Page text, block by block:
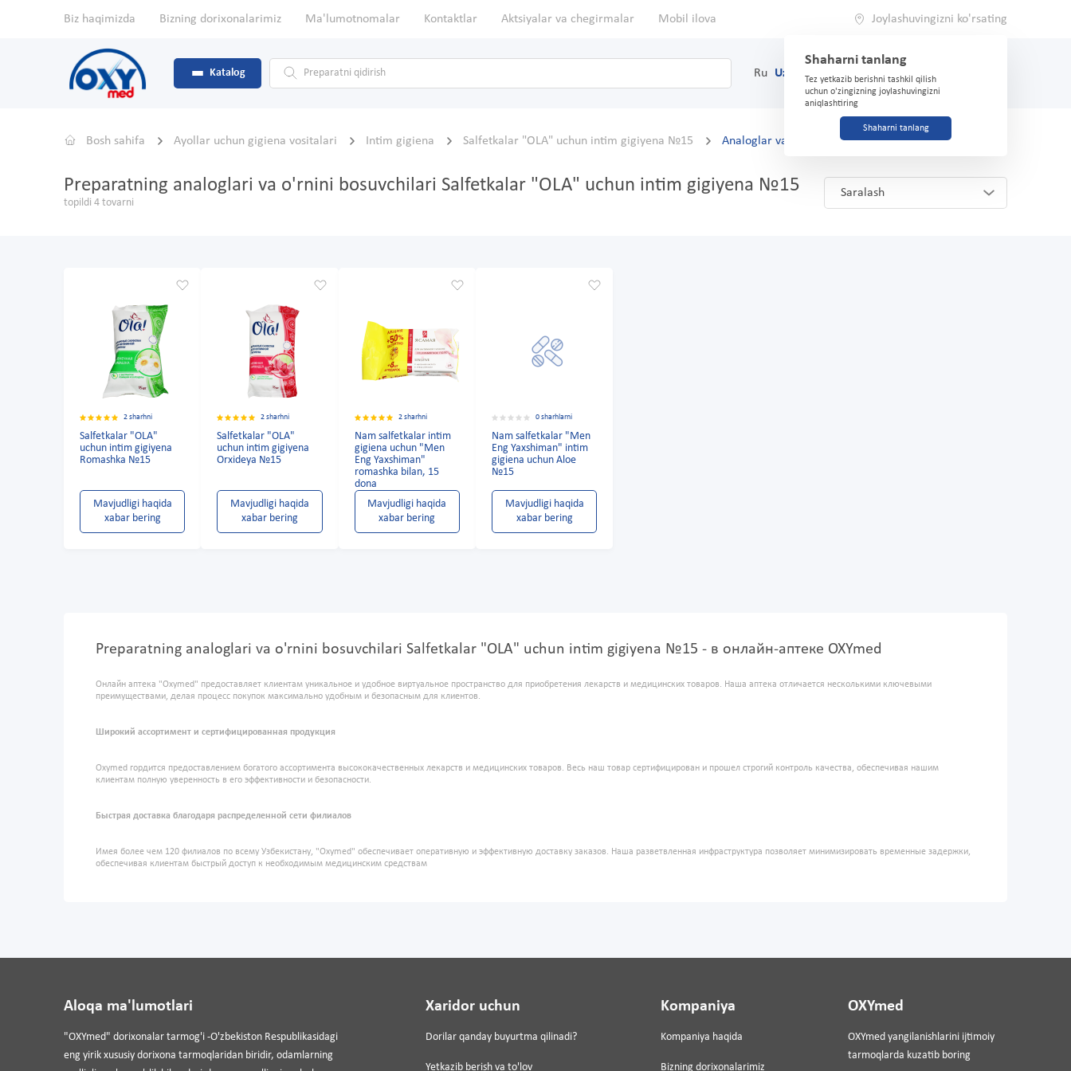
Biz haqimizda Bizning dorixonalarimiz Ma'lumotnomalar Kontaktlar Aktsiyalar va chegirmalar Mobil ilova Joylashuvingizni ko'rsating
Shaharni tanlang
Tez yetkazib berishni tashkil qilish
uchun o'zingizning joylashuvingizni
aniqlashtiring
Shaharni tanlang
Katalog Ru Uz (71) 200-03-03
Bosh sahifa Ayollar uchun gigiena vositalari Intim gigiena Salfetkalar "OLA" uchun intim gigiyena №15 Analoglar va o'rnini bosuvchilar
Preparatning analoglari va o'rnini bosuvchilari Salfetkalar "OLA" uchun intim gigiyena №15
topildi 4 tovarni
Saralash
2 sharhni
Salfetkalar "OLA"
uchun intim gigiyena
Romashka №15
Mavjudligi haqida
xabar bering
2 sharhni
Salfetkalar "OLA"
uchun intim gigiyena
Orxideya №15
Mavjudligi haqida
xabar bering
2 sharhni
Nam salfetkalar intim
gigiena uchun "Men
Eng Yaxshiman"
romashka bilan, 15
dona
Mavjudligi haqida
xabar bering
0 sharhlarni
Nam salfetkalar "Men
Eng Yaxshiman" intim
gigiena uchun Aloe
№15
Mavjudligi haqida
xabar bering
Preparatning analoglari va o'rnini bosuvchilari Salfetkalar "OLA" uchun intim gigiyena №15 - в онлайн-аптеке OXYmed
Онлайн аптека "Oxymed" предоставляет клиентам уникальное и удобное виртуальное пространство для приобретения лекарств и медицинских товаров. Наша аптека отличается несколькими ключевыми
преимуществами, делая процесс покупок максимально удобным и безопасным для клиентов.
Широкий ассортимент и сертифицированная продукция
Oxymed гордится предоставлением богатого ассортимента высококачественных лекарств и медицинских товаров. Весь наш товар сертифицирован и прошел строгий контроль качества, обеспечивая нашим
клиентам полную уверенность в его эффективности и безопасности.
Быстрая доставка благодаря распределенной сети филиалов
Имея более чем 120 филиалов по всему Узбекистану, "Oxymed" обеспечивает оперативную и эффективную доставку заказов. Наша разветвленная инфраструктура позволяет минимизировать временные задержки,
обеспечивая клиентам быстрый доступ к необходимым медицинским средствам
Aloqa ma'lumotlari
"OXYmed" dorixonalar tarmog'i -O'zbekiston Respublikasidagi
eng yirik xususiy dorixona tarmoqlaridan biridir, odamlarning
Xaridor uchun
Dorilar qanday buyurtma qilinadi?
Yetkazib berish va to'lov
Kompaniya
Kompaniya haqida
Bizning dorixonalarimiz
OXYmed
OXYmed yangilanishlarini ijtimoiy
tarmoqlarda kuzatib boring